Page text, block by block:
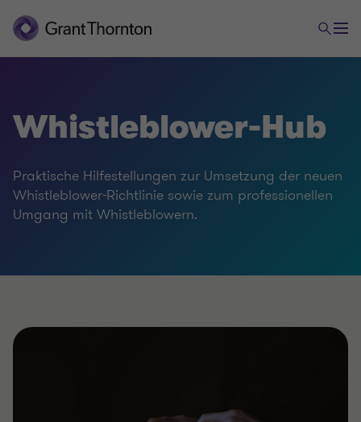
Whistleblower-Hub
Praktische Hilfestellungen zur Umsetzung der neuen
Whistleblower-Richtlinie sowie zum professionellen
Umgang mit Whistleblowern.